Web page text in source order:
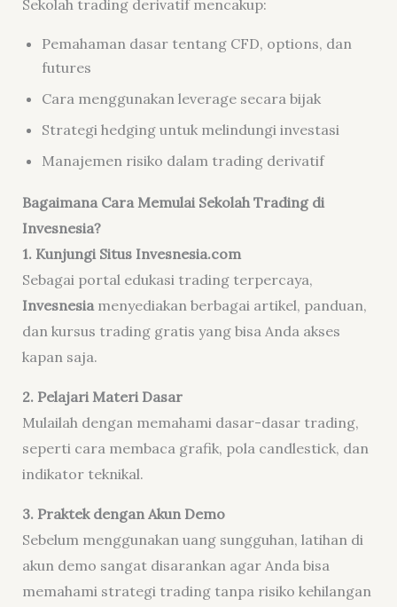
Sekolah trading derivatif mencakup:
Pemahaman dasar tentang CFD, options, dan
futures
Cara menggunakan leverage secara bijak
Strategi hedging untuk melindungi investasi
Manajemen risiko dalam trading derivatif
Bagaimana Cara Memulai Sekolah Trading di
Invesnesia?
1. Kunjungi Situs Invesnesia.com
Sebagai portal edukasi trading terpercaya,
Invesnesiamenyediakan berbagai artikel, panduan,
dan kursus trading gratis yang bisa Anda akses
kapan saja.
2. Pelajari Materi Dasar
Mulailah dengan memahami dasar-dasar trading,
seperti cara membaca grafik, pola candlestick, dan
indikator teknikal.
3. Praktek dengan Akun Demo
Sebelum menggunakan uang sungguhan, latihan di
akun demo sangat disarankan agar Anda bisa
memahami strategi trading tanpa risiko kehilangan